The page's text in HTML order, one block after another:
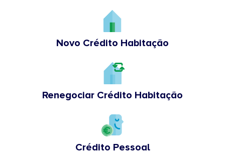
Novo Crédito Habitação
Renegociar Crédito Habitação
Crédito Pessoal